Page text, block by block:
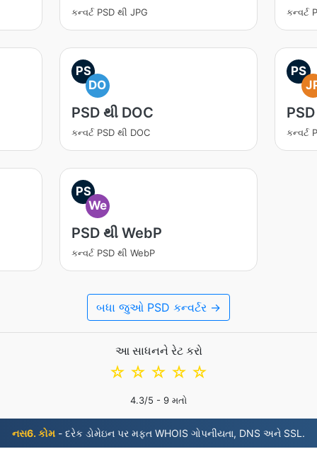
કન્વર્ટ PSD થી JPG કન્વર્ટ
PS
DO
PSD થી DOC
કન્વર્ટ PSD થી DOC
PS
કન્વર્ટ
PS
We
PSD થી WebP
કન્વર્ટ PSD થી WebP
બધા જુઓ PSD કન્વર્ટર →
આ સાધનને રેટ કરો
☆
☆
☆
☆
☆
4.3/5 - 9 મતો
નસ6. કોમ - દરેક ડોમેઇન પર મફત WHOIS ગોપનીયતા, DNS અને SSL.